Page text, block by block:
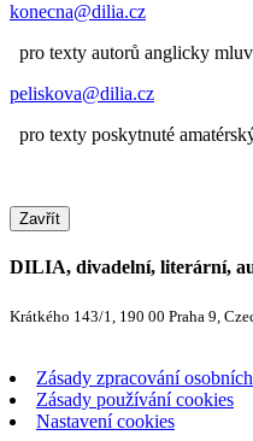
konecna@dilia.cz
pro texty autorů anglicky
peliskova@dilia.cz
pro texty poskytnuté
Zavřít
DILIA, divadelní, literární,
Krátkého 143/1, 190 00 Praha 9,
Zásady zpracování
Zásady používání cookies
Nastavení cookies